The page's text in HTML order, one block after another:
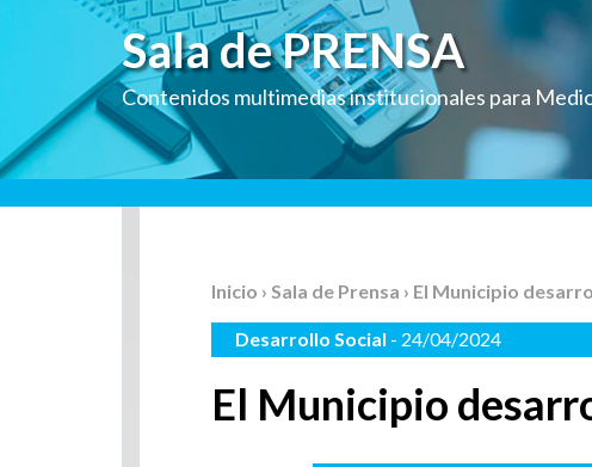
Sala de PRENSA
Contenidos multimedias institucionales para
Inicio › Sala de Prensa › El Municipio
Desarrollo Social - 24/04/2024
El Municipio